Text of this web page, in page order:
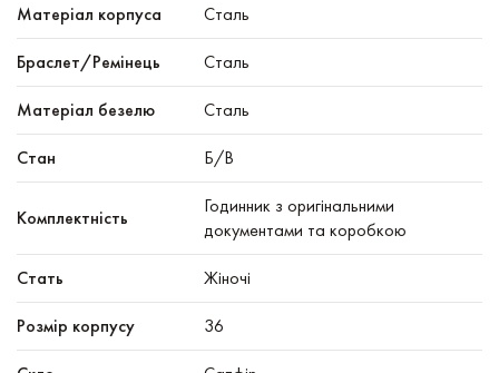
Mатеріал корпуса Сталь
Браслет/Ремінець Сталь
Матеріал безелю Сталь
Стан Б/В
Комплектність
Годинник з оригінальними
документами та коробкою
Стать Жіночі
Розмір корпусу 36